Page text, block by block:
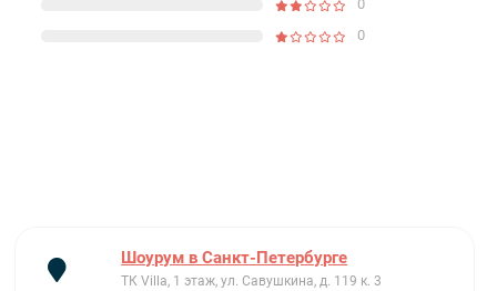
0
0
Шоурум в Санкт-Петербурге
ТК Villa, 1 этаж, ул. Савушкина, д. 119 к. 3